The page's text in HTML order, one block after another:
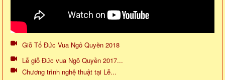
Giỗ Tổ Đức Vua Ngô Quyền 2018
Lễ giỗ Đức vua Ngô Quyền 2017...
Chương trình nghệ thuật tại Lễ...